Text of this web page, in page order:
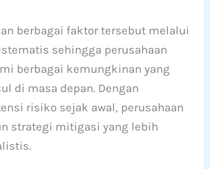
berbagai faktor tersebut melalui
sehingga perusahaan
berbagai kemungkinan yang
di masa depan. Dengan
risiko sejak awal, perusahaan
strategi mitigasi yang lebih